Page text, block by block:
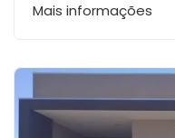
Mais informações